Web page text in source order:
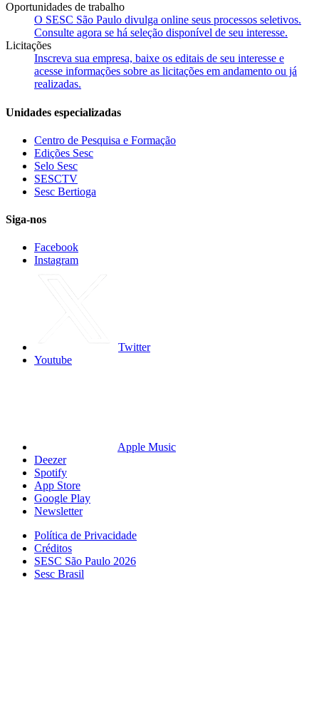
Oportunidades de trabalho
O SESC São Paulo divulga online seus processos seletivos.
Consulte agora se há seleção disponível de seu interesse.
Licitações
Inscreva sua empresa, baixe os editais de seu interesse e
acesse informações sobre as licitações em andamento ou já
realizadas.
Unidades especializadas
Centro de Pesquisa e Formação
Edições Sesc
Selo Sesc
SESCTV
Sesc Bertioga
Siga-nos
Facebook
Instagram
Twitter
Youtube
Apple Music
Deezer
Spotify
App Store
Google Play
Newsletter
Política de Privacidade
Créditos
SESC São Paulo 2026
Sesc Brasil